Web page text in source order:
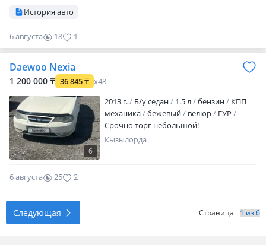
История авто
6 августа 18 1
Daewoo Nexia
1 200 000 ₸ 36 845₸ x48
6
2013 г. Б/у седан 1.5 л бензин
КПП
механика
бежевый велюр
ГУР
Срочно торг небольшой!
Кызылорда
6 августа 25 2
Следующая Страница